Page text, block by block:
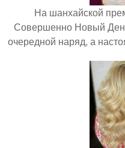
На шанхайской
Совершенно Новый
очередной наряд, а